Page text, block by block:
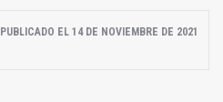
PUBLICADO EL 14 DE NOVIEMBRE DE 2021